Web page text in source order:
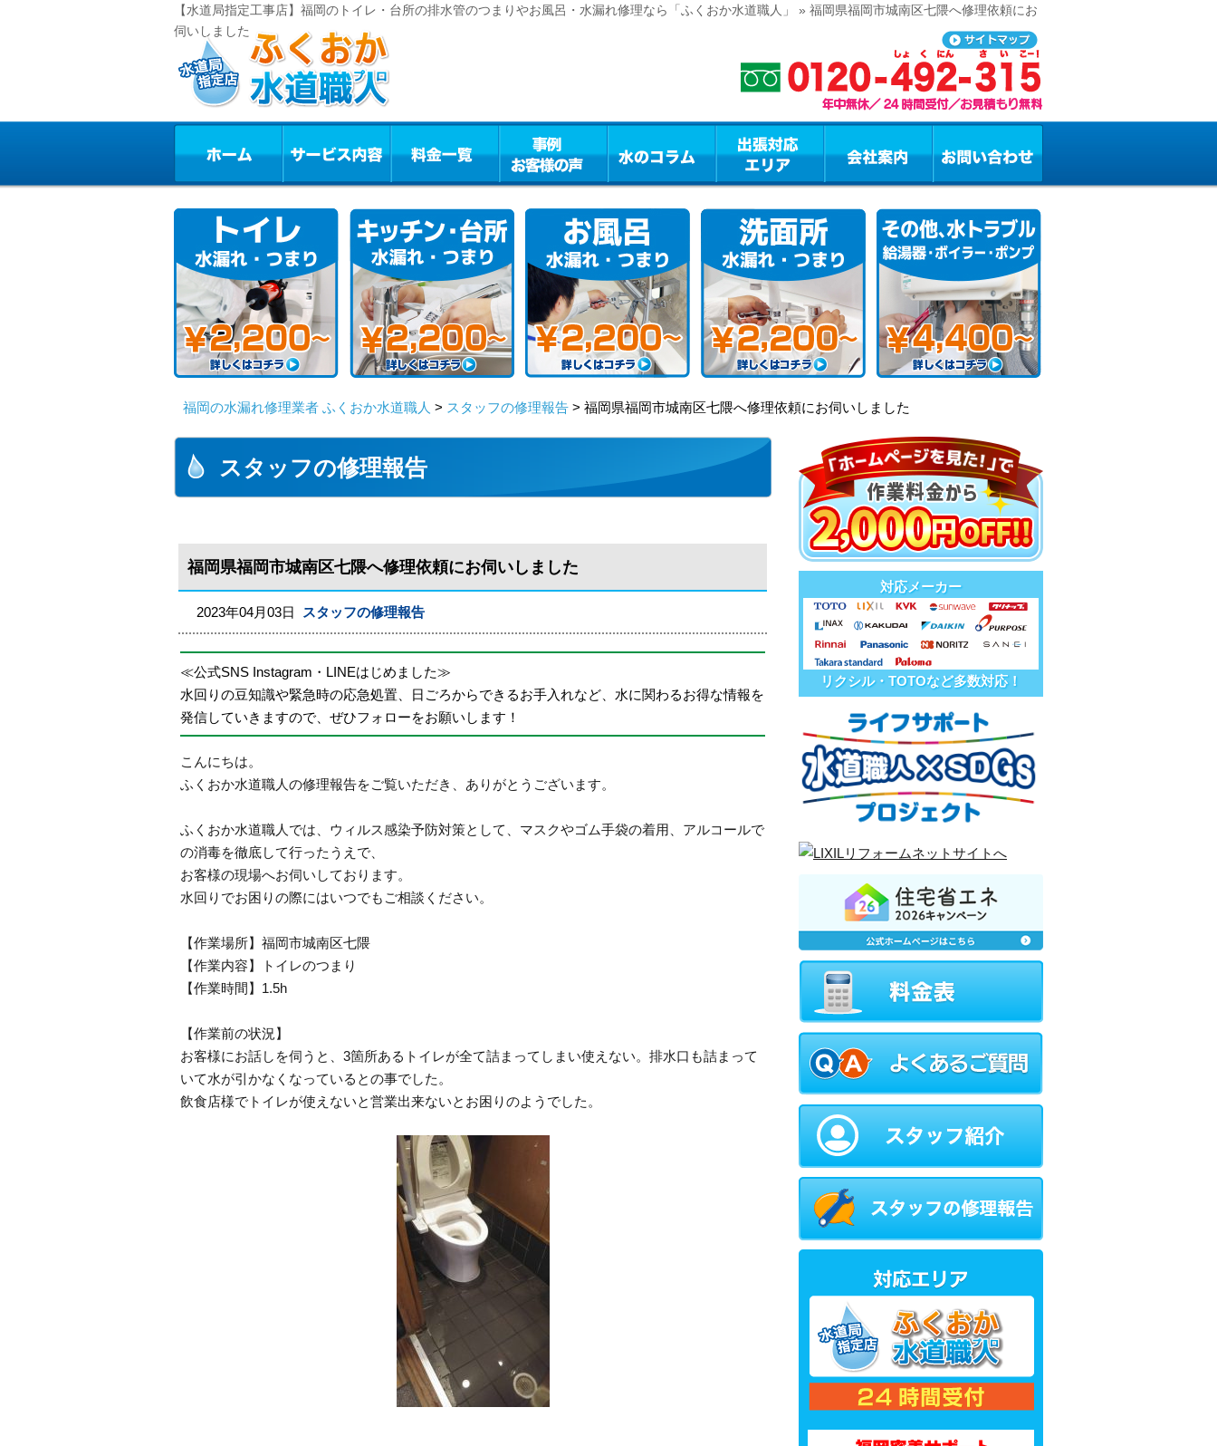
【水道局指定工事店】福岡のトイレ・台所の排水管のつまりやお風呂・水漏れ修理なら「ふくおか水道職人」 » 福岡県福岡市城南区七隈へ修理依頼にお
伺いしました
福岡の水漏れ修理業者 ふくおか水道職人 > スタッフの修理報告 > 福岡県福岡市城南区七隈へ修理依頼にお伺いしました
スタッフの修理報告
福岡県福岡市城南区七隈へ修理依頼にお伺いしました
2023年04月03日 スタッフの修理報告
≪公式SNS Instagram・LINEはじめました≫
水回りの豆知識や緊急時の応急処置、日ごろからできるお手入れなど、水に関わるお得な情報を
発信していきますので、ぜひフォローをお願いします！
こんにちは。
ふくおか水道職人の修理報告をご覧いただき、ありがとうございます。
ふくおか水道職人では、ウィルス感染予防対策として、マスクやゴム手袋の着用、アルコールで
の消毒を徹底して行ったうえで、
お客様の現場へお伺いしております。
水回りでお困りの際にはいつでもご相談ください。
【作業場所】福岡市城南区七隈
【作業内容】トイレのつまり
【作業時間】1.5h
【作業前の状況】
お客様にお話しを伺うと、3箇所あるトイレが全て詰まってしまい使えない。排水口も詰まって
いて水が引かなくなっているとの事でした。
飲食店様でトイレが使えないと営業出来ないとお困りのようでした。
対応メーカー
リクシル・TOTOなど多数対応！